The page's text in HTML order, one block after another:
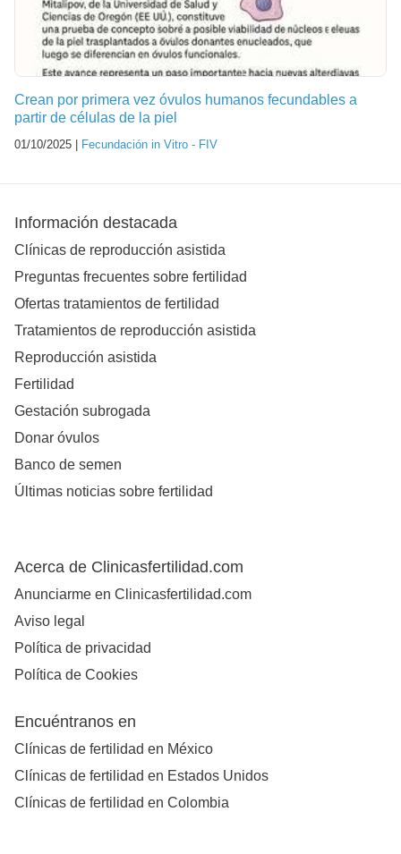
Crean por primera vez óvulos humanos fecundables a
partir de células de la piel
01/10/2025 | Fecundación in Vitro - FIV
Información destacada
Clínicas de reproducción asistida
Preguntas frecuentes sobre fertilidad
Ofertas tratamientos de fertilidad
Tratamientos de reproducción asistida
Reproducción asistida
Fertilidad
Gestación subrogada
Donar óvulos
Banco de semen
Últimas noticias sobre fertilidad
Acerca de Clinicasfertilidad.com
Anunciarme en Clinicasfertilidad.com
Aviso legal
Política de privacidad
Política de Cookies
Encuéntranos en
Clínicas de fertilidad en México
Clínicas de fertilidad en Estados Unidos
Clínicas de fertilidad en Colombia